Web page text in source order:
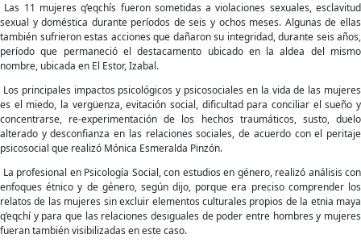
Las 11 mujeres q’eqchís fueron sometidas a violaciones sexuales, esclavitud
sexual y doméstica durante períodos de seis y ochos meses. Algunas de ellas
también sufrieron estas acciones que dañaron su integridad, durante seis años,
período que permaneció el destacamento ubicado en la aldea del mismo
nombre, ubicada en El Estor, Izabal.
Los principales impactos psicológicos y psicosociales en la vida de las mujeres
es el miedo, la vergüenza, evitación social, dificultad para conciliar el sueño y
concentrarse, re-experimentación de los hechos traumáticos, susto, duelo
alterado y desconfianza en las relaciones sociales, de acuerdo con el peritaje
psicosocial que realizó Mónica Esmeralda Pinzón.
La profesional en Psicología Social, con estudios en género, realizó análisis con
enfoques étnico y de género, según dijo, porque era preciso comprender los
relatos de las mujeres sin excluir elementos culturales propios de la etnia maya
q’eqchí y para que las relaciones desiguales de poder entre hombres y mujeres
fueran también visibilizadas en este caso.